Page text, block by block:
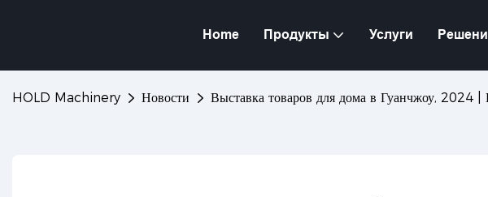
Home Продукты Услуги
HOLD Machinery Новости Выставка товаров для дома в Гуанчжоу, 2024